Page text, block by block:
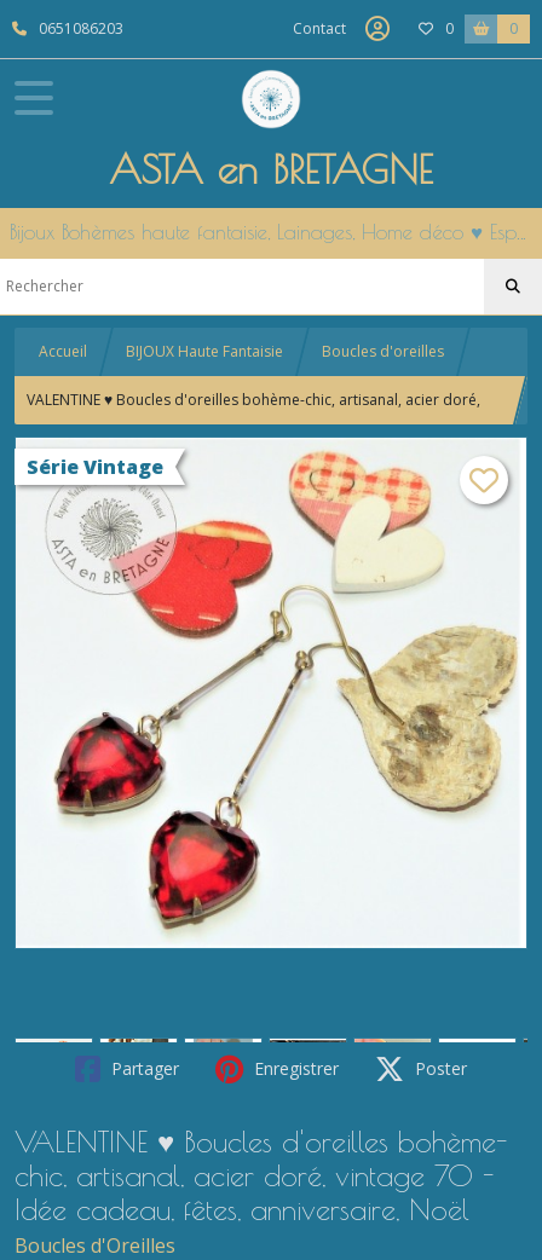
0651086203 Contact 0 0
ASTA en BRETAGNE
Bijoux Bohèmes haute fantaisie, Lainages, Home déco ♥ Esprit Nature & Cocooning Côté Ouest ♥ Modèles uniques fait main en Bretagne
Accueil BIJOUX Haute Fantaisie Boucles d'oreilles
VALENTINE ♥ Boucles d'oreilles bohème-chic, artisanal, acier doré,
vintage 70 - Idée cadeau, fêtes, anniversaire, Noël
Série Vintage
Partager Enregistrer Poster
VALENTINE ♥ Boucles d'oreilles bohème-
chic, artisanal, acier doré, vintage 70 -
Idée cadeau, fêtes, anniversaire, Noël
Boucles d'Oreilles